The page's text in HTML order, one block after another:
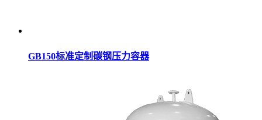
GB150标准定制碳钢压力容器